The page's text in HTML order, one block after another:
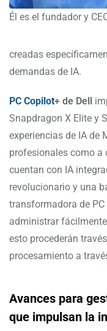
Él es el fundador y
creadas
demandas de IA.
PC Copilot+ de Dell
Snapdragon X Elite y
experiencias de IA de
profesionales como a
cuentan con IA
revolucionario y una
transformadora de
administrar
esto procederán
procesamiento a
Avances para
que impulsan la